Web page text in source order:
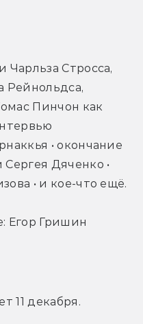
Чарльза Стросса,
Рейнольдса,
Пинчон как
• окончание
Дяченко •
• и кое-что ещё.
Егор Гришин
декабря.